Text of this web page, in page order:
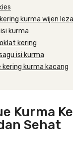
kurma wijen
kurma
kering
isi kurma
kering kurma kacang
Kurma
Sehat